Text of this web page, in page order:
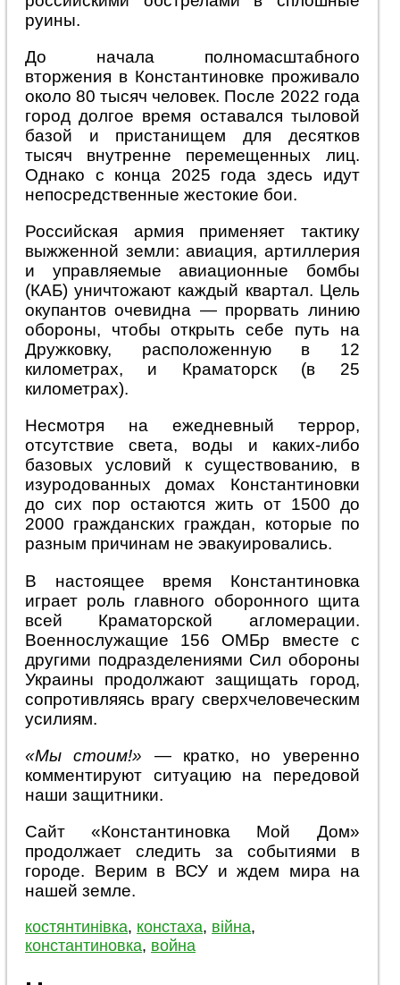
руины.
До начала полномасштабного
вторжения в Константиновке проживало
около 80 тысяч человек. После 2022 года
город долгое время оставался тыловой
базой и пристанищем для десятков
тысяч внутренне перемещенных лиц.
Однако с конца 2025 года здесь идут
непосредственные жестокие бои.
Российская армия применяет тактику
выжженной земли: авиация, артиллерия
и управляемые авиационные бомбы
(КАБ) уничтожают каждый квартал. Цель
окупантов очевидна — прорвать линию
обороны, чтобы открыть себе путь на
Дружковку, расположенную в 12
километрах, и Краматорск (в 25
километрах).
Несмотря на ежедневный террор,
отсутствие света, воды и каких-либо
базовых условий к существованию, в
изуродованных домах Константиновки
до сих пор остаются жить от 1500 до
2000 гражданских граждан, которые по
разным причинам не эвакуировались.
В настоящее время Константиновка
играет роль главного оборонного щита
всей Краматорской агломерации.
Военнослужащие 156 ОМБр вместе с
другими подразделениями Сил обороны
Украины продолжают защищать город,
сопротивляясь врагу сверхчеловеческим
усилиям.
«Мы стоим!» — кратко, но уверенно
комментируют ситуацию на передовой
наши защитники.
Сайт «Константиновка Мой Дом»
продолжает следить за событиями в
городе. Верим в ВСУ и ждем мира на
нашей земле.
костянтинівка, констаха, війна,
константиновка, война